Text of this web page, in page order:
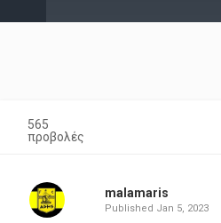
565
προβολές
malamaris
Published Jan 5, 2023